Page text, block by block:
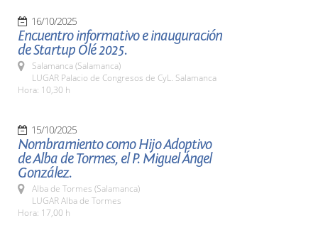
16/10/2025
Encuentro informativo e inauguración
de Startup Olé 2025.
Salamanca (Salamanca)
LUGAR Palacio de Congresos de CyL. Salamanca
Hora: 10,30 h
15/10/2025
Nombramiento como Hijo Adoptivo
de Alba de Tormes, el P. Miguel Ángel
González.
Alba de Tormes (Salamanca)
LUGAR Alba de Tormes
Hora: 17,00 h